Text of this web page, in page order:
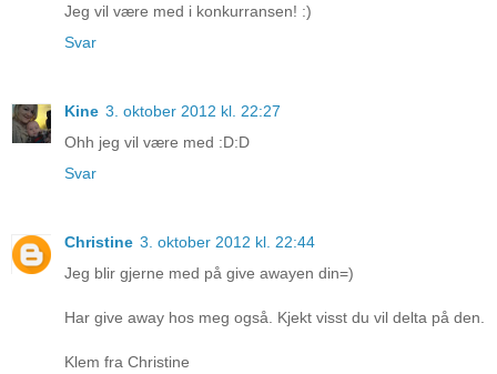
Jeg vil være med i konkurransen! :)
Svar
Kine 3. oktober 2012 kl. 22:27
Ohh jeg vil være med :D:D
Svar
Christine 3. oktober 2012 kl. 22:44
Jeg blir gjerne med på give awayen din=)
Har give away hos meg også. Kjekt visst du vil delta på den.
Klem fra Christine